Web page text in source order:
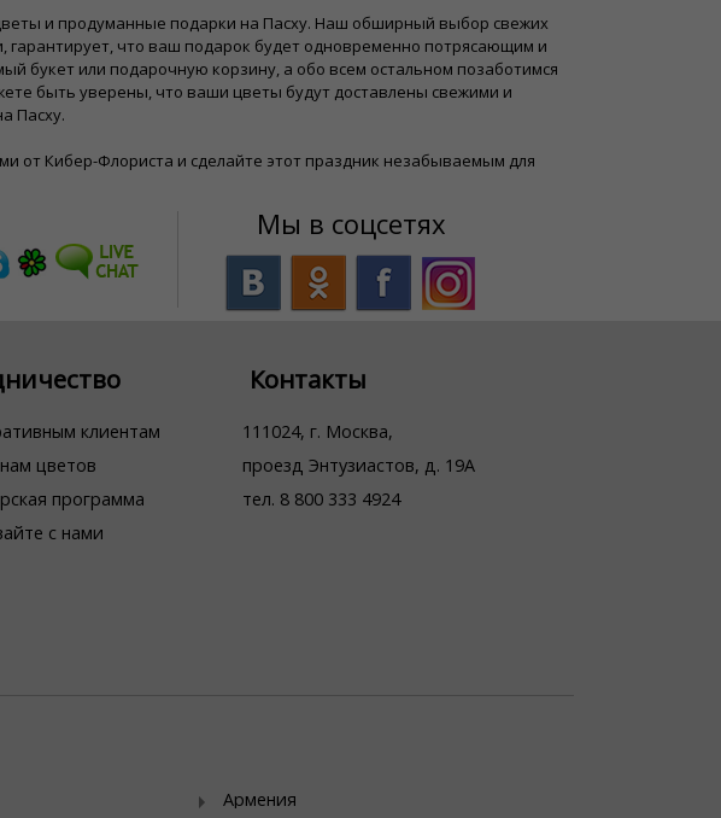
и продуманные подарки на Пасху. Наш обширный выбор свежих
что ваш подарок будет одновременно потрясающим и
букет или подарочную корзину, а обо всем остальном позаботимся
быть уверены, что ваши цветы будут доставлены свежими и
Пасху.
от Кибер-Флориста и сделайте этот праздник незабываемым для
Мы в соцсетях
клиентам
цветов
программа
с нами
Контакты
111024, г. Москва,
проезд Энтузиастов, д. 19А
тел. 8 800 333 4924
Армения